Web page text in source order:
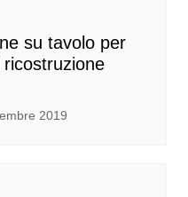
su tavolo per
2019